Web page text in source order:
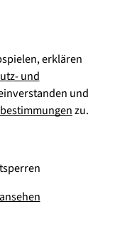
erklären
und
und
zu.